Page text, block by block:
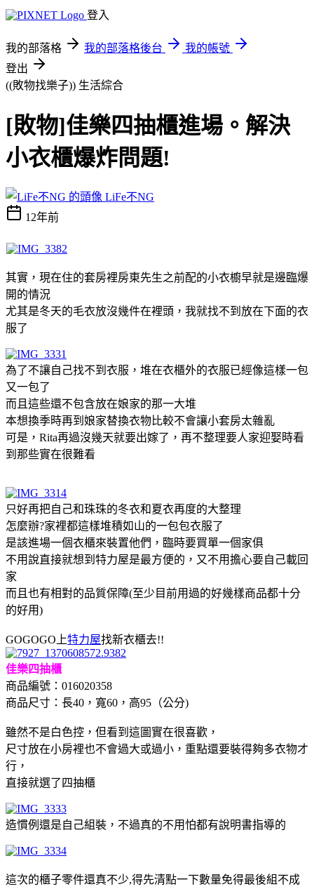
登入
我的部落格 我的部落格後台
我的帳號
登出
((敗物找樂子)) 生活綜合
[敗物]佳樂四抽櫃進場。解決
小衣櫃爆炸問題!
LiFe不NG
12年前
其實，現在住的套房裡房東先生之前配的小衣櫥早就是邊臨爆
開的情況
尤其是冬天的毛衣放沒幾件在裡頭，我就找不到放在下面的衣
服了
為了不讓自己找不到衣服，堆在衣櫃外的衣服已經像這樣一包
又一包了
而且這些還不包含放在娘家的那一大堆
本想換季時再到娘家替換衣物比較不會讓小套房太雜亂
可是，Rita再過沒幾天就要出嫁了，再不整理要人家迎娶時看
到那些實在很難看
只好再把自己和珠珠的冬衣和夏衣再度的大整理
怎麼辦?家裡都這樣堆積如山的一包包衣服了
是該進場一個衣櫃來裝置他們，臨時要買單一個家俱
不用說直接就想到特力屋是最方便的，又不用擔心要自己載回
家
而且也有相對的品質保障(至少目前用過的好幾樣商品都十分
的好用)
GOGOGO上特力屋找新衣櫃去!!
佳樂四抽櫃
商品編號：016020358
商品尺寸：長40，寬60，高95（公分)
雖然不是白色控，但看到這圖實在很喜歡，
尺寸放在小房裡也不會過大或過小，重點還要裝得夠多衣物才
行，
直接就選了四抽櫃
造慣例還是自己組裝，不過真的不用怕都有說明書指導的
這次的櫃子零件還真不少,得先清點一下數量免得最後組不成